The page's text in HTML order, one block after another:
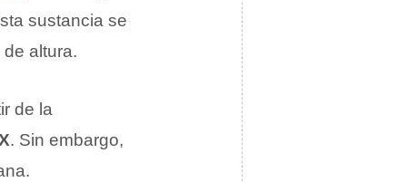
sustancia se
altura.
de la
. Sin embargo,